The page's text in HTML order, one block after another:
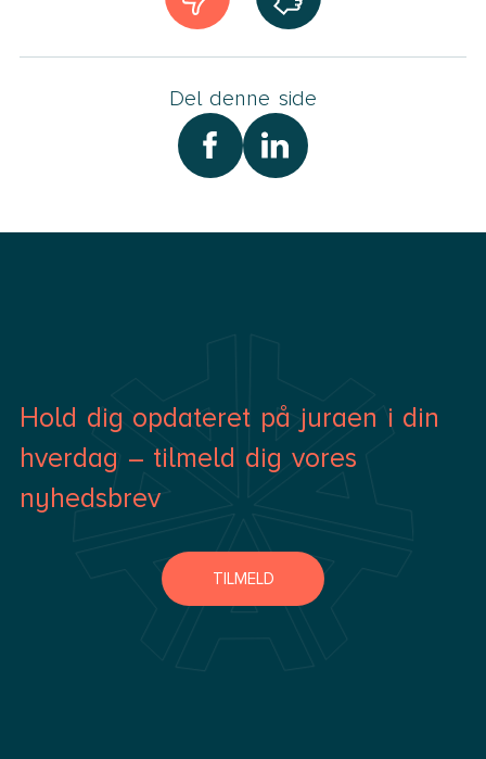
Del denne side
Hold dig opdateret på juraen i din
hverdag – tilmeld dig vores
nyhedsbrev
TILMELD